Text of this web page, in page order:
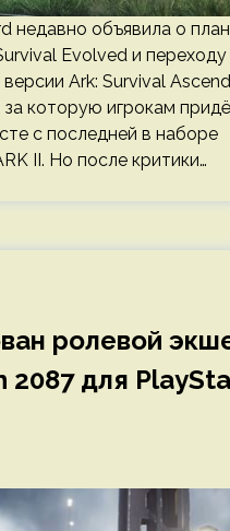
недавно объявила о
Evolved и переходу
Ark: Survival
за которую игрокам
с последней в наборе
II. Но после критики…
ролевой
2087 для